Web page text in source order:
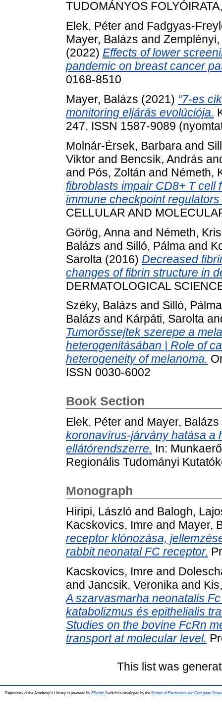
TUDOMÁNYOS
Elek, Péter and Fadgyas-
Mayer, Balázs and Zemplényi,
(2022) Effects of lower
pandemic on breast cancer
0168-8510
Mayer, Balázs (2021) “7-es
monitoring eljárás evolúciója.
247. ISSN 1587-9089
Molnár-Érsek, Barbara and
Viktor and Bencsik, András
and Pós, Zoltán and Németh,
fibroblasts impair CD8+ T cell
immune checkpoint
CELLULAR AND
Görög, Anna and Németh,
Balázs and Silló, Pálma and
Sarolta (2016) Decreased
changes of fibrin structure in
DERMATOLOGICAL
Széky, Balázs and Silló, Pálma
Balázs and Kárpáti, Sarolta
Tumorőssejtek szerepe a
heterogenitásában | Role of
heterogeneity of melanoma.
ISSN 0030-6002
Book Section
Elek, Péter and Mayer, Balázs
koronavírus-járvány hatása a
ellátórendszerre. In:
Regionális Tudományi
Monograph
Hiripi, László and Balogh,
Kacskovics, Imre and Mayer,
receptor klónozása,
rabbit neonatal FC receptor.
Kacskovics, Imre and
and Jancsik, Veronika and
A szarvasmarha neonatalis
katabolizmus és epithelialis
Studies on the bovine FcRn
transport at molecular level.
This list was
Repository of the Academy's Library is powered by EPrints 3which is developed by the School of Electronics and Computer